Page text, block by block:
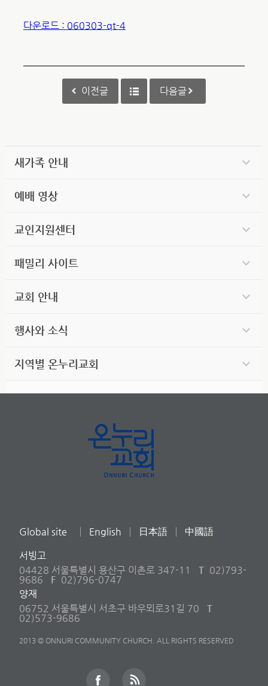
다운로드 : 060303-qt-4
이전글 다음글
새가족 안내
예배 영상
교인지원센터
패밀리 사이트
교회 안내
행사와 소식
지역별 온누리교회
Global site English 日本語 中國語
서빙고
04428 서울특별시 용산구 이촌로 347-11
T 02)793-
9686
F 02)796-0747
양재
06752 서울특별시 서초구 바우뫼로31길 70
T
02)573-9686
2013 © ONNURI COMMUNITY CHURCH. ALL RIGHTS RESERVED